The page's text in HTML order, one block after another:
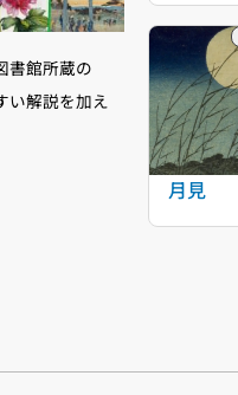
書館所蔵の
い解説を加え
月見